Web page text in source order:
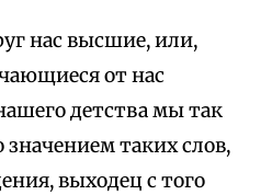
нас высшие, или,
от нас
детства мы так
таких слов,
выходец с того